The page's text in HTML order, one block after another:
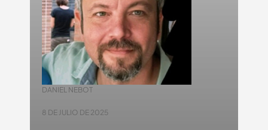
DANIEL NEBOT
8 DE JULIO DE 2025